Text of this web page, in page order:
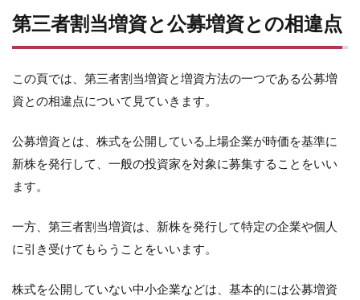
第三者割当増資と公募増資との相違点
この頁では、第三者割当増資と増資方法の一つである公募増
資との相違点について見ていきます。
公募増資とは、株式を公開している上場企業が時価を基準に
新株を発行して、一般の投資家を対象に募集することをいい
ます。
一方、第三者割当増資は、新株を発行して特定の企業や個人
に引き受けてもらうことをいいます。
株式を公開していない中小企業などは、基本的には公募増資